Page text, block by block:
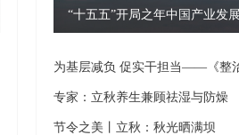
“十五五”开局之年中国产业发
专家：立秋养生兼顾祛湿与防燥
节令之美丨立秋：秋光晒满坝